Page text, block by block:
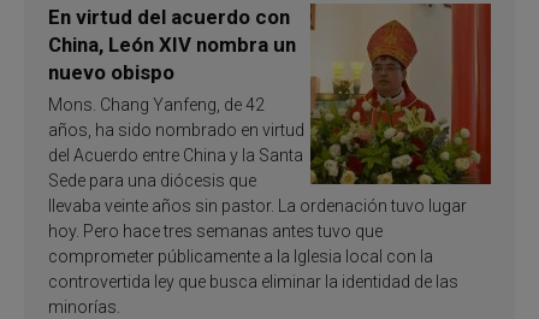
En virtud del acuerdo con
China, León XIV nombra un
nuevo obispo
Mons. Chang Yanfeng, de 42
años, ha sido nombrado en virtud
del Acuerdo entre China y la Santa
Sede para una diócesis que
llevaba veinte años sin pastor. La ordenación tuvo lugar
hoy. Pero hace tres semanas antes tuvo que
comprometer públicamente a la Iglesia local con la
controvertida ley que busca eliminar la identidad de las
minorías.